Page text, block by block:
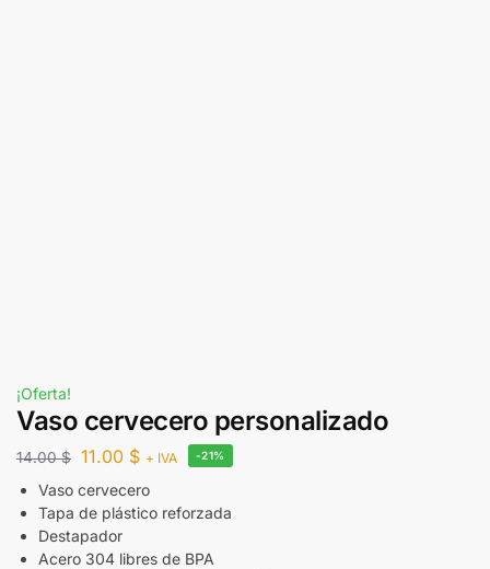
¡Oferta!
Vaso cervecero personalizado
14.00$ 11.00 $ + IVA -21%
Vaso cervecero
Tapa de plástico reforzada
Destapador
Acero 304 libres de BPA